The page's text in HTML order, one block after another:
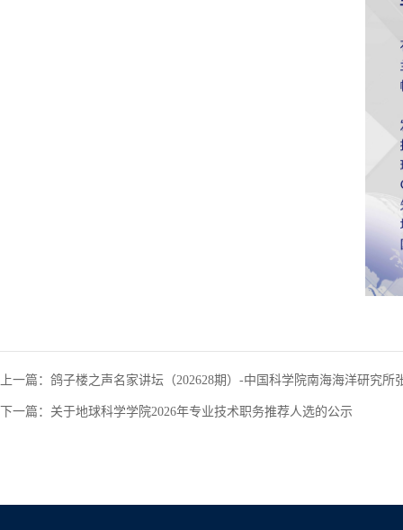
上一篇： 鸽子楼之声名家讲坛（202628期）-中国科学院南海海洋研究所
下一篇： 关于地球科学学院2026年专业技术职务推荐人选的公示